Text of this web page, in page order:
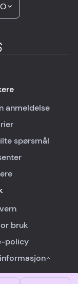
anmeldelse
spørsmål
bruk
policy